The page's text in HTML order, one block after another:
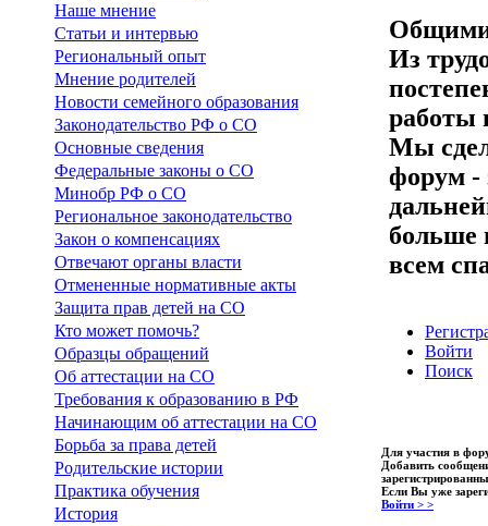
Наше мнение
Статьи и интервью
Региональный опыт
Мнение родителей
Новости семейного образования
Законодательство РФ о СО
Основные сведения
Федеральные законы о СО
Минобр РФ о СО
Региональное законодательство
Закон о компенсациях
Отвечают органы власти
Отмененные нормативные акты
Защита прав детей на СО
Кто может помочь?
Образцы обращений
Об аттестации на СО
Требования к образованию в РФ
Начинающим об аттестации на СО
Борьба за права детей
Родительские истории
Практика обучения
История
Общими
Из
работы
Мы
форум -
больше
всем
Войти
Поиск
Для участия в
Добавить
Если Вы уже
Войти > >